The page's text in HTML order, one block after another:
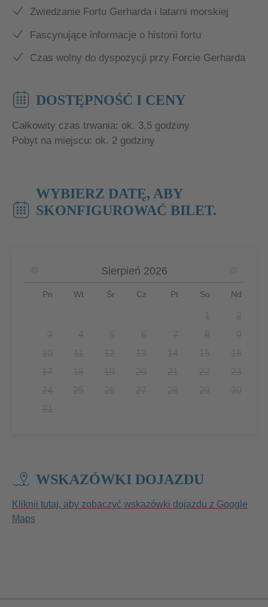
Zwiedzanie Fortu Gerharda i latarni morskiej
Fascynujące informacje o historii fortu
Czas wolny do dyspozycji przy Forcie Gerharda
DOSTĘPNOŚĆ I CENY
Całkowity czas trwania: ok. 3,5 godziny
Pobyt na miejscu: ok. 2 godziny
WYBIERZ DATĘ, ABY
SKONFIGUROWAĆ BILET.
Sierpień 2026
Pn Wt Śr Cz Pt So Nd
1
2
3
4 5 6 7 8
9
11 12 13 14 15
16
17
18 19 20 21 22
23
24
25 26 27 28 29
30
31
WSKAZÓWKI DOJAZDU
Kliknij tutaj, aby zobaczyć wskazówki dojazdu